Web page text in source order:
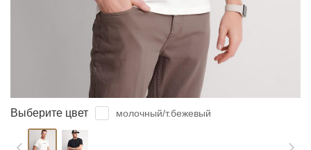
Выберите цвет молочный/т.бежевый